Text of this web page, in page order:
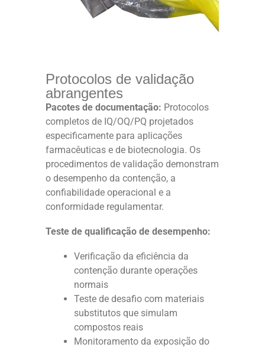
Protocolos de validação
abrangentes
Pacotes de documentação: Protocolos
completos de IQ/OQ/PQ projetados
especificamente para aplicações
farmacêuticas e de biotecnologia. Os
procedimentos de validação demonstram
o desempenho da contenção, a
confiabilidade operacional e a
conformidade regulamentar.
Teste de qualificação de desempenho:
Verificação da eficiência da
contenção durante operações
normais
Teste de desafio com materiais
substitutos que simulam
compostos reais
Monitoramento da exposição do